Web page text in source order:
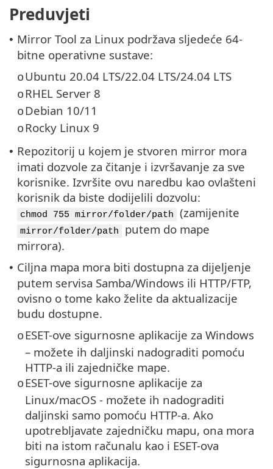
Preduvjeti
• Mirror Tool za Linux podržava sljedeće 64-
bitne operativne sustave:
oUbuntu 20.04 LTS/22.04 LTS/24.04 LTS
oRHEL Server 8
oDebian 10/11
oRocky Linux 9
• Repozitorij u kojem je stvoren mirror mora
imati dozvole za čitanje i izvršavanje za sve
korisnike. Izvršite ovu naredbu kao ovlašteni
korisnik da biste dodijelili dozvolu:
chmod 755 mirror/folder/path (zamijenite
mirror/folder/path
putem do mape
mirrora).
• Ciljna mapa mora biti dostupna za dijeljenje
putem servisa Samba/Windows ili HTTP/FTP,
ovisno o tome kako želite da aktualizacije
budu dostupne.
oESET-ove sigurnosne aplikacije za Windows
– možete ih daljinski nadograditi pomoću
HTTP-a ili zajedničke mape.
oESET-ove sigurnosne aplikacije za
Linux/macOS - možete ih nadograditi
daljinski samo pomoću HTTP-a. Ako
upotrebljavate zajedničku mapu, ona mora
biti na istom računalu kao i ESET-ova
sigurnosna aplikacija.